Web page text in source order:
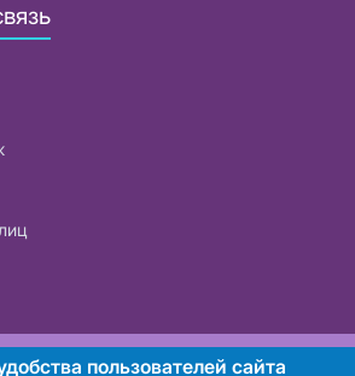
УНП 101007741
пользователей сайта